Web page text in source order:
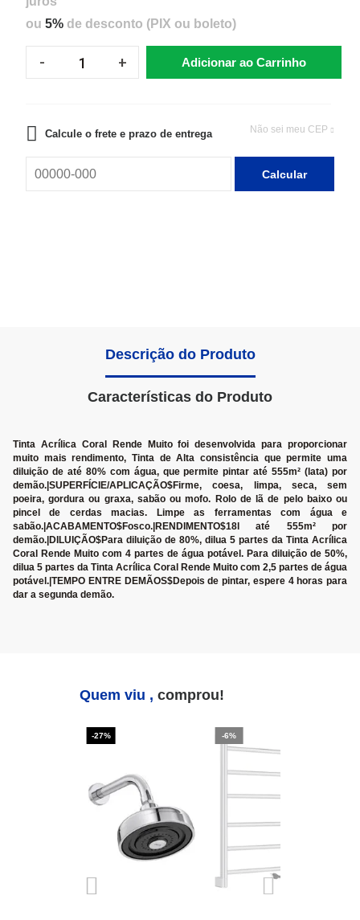
ou 5% de desconto (PIX ou boleto)
Adicionar ao Carrinho
Calcule o frete e prazo de entrega Não sei meu CEP
Calcular
Descrição do Produto
Características do Produto
Tinta Acrílica Coral Rende Muito foi desenvolvida para proporcionar
muito mais rendimento, Tinta de Alta consistência que permite uma
diluição de até 80% com água, que permite pintar até 555m² (lata) por
demão.|SUPERFÍCIE/APLICAÇÃO$Firme, coesa, limpa, seca, sem
poeira, gordura ou graxa, sabão ou mofo. Rolo de lã de pelo baixo ou
pincel de cerdas macias. Limpe as ferramentas com água e
sabão.|ACABAMENTO$Fosco.|RENDIMENTO$18l até 555m² por
demão.|DILUIÇÃO$Para diluição de 80%, dilua 5 partes da Tinta Acrílica
Coral Rende Muito com 4 partes de água potável. Para diluição de 50%,
dilua 5 partes da Tinta Acrílica Coral Rende Muito com 2,5 partes de água
potável.|TEMPO ENTRE DEMÃOS$Depois de pintar, espere 4 horas para
dar a segunda demão.
Quem viu , comprou!
-27% -6%